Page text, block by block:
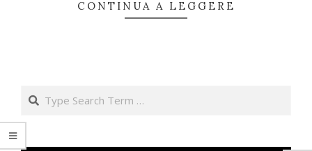
CONTINUA A LEGGERE
Search